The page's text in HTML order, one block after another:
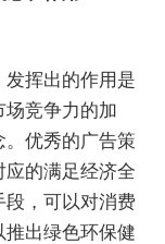
挥出的作用是
场竞争力的加
优秀的广告策
的满足经济全
段，可以对消费
出绿色环保健